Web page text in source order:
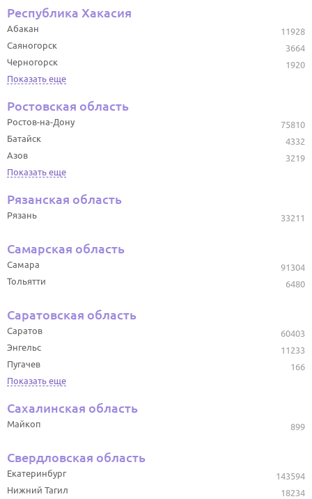
Республика Хакасия
11928
Абакан
3664
Саяногорск
1920
Черногорск
Показать еще
Ростовская область
75810
Ростов-на-Дону
4332
Батайск
3219
Азов
Показать еще
Рязанская область
33211
Рязань
Самарская область
91304
Самара
6480
Тольятти
Саратовская область
60403
Саратов
11233
Энгельс
166
Пугачев
Показать еще
Сахалинская область
899
Майкоп
Свердловская область
143594
Екатеринбург
18234
Нижний Тагил